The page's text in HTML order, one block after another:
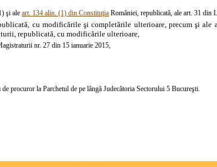
şi ale art. 134 alin. (1) din Constituţia României, republicată, ale art. 31 din
cu modificările şi completările ulterioare, precum şi ale
republicată, cu modificările ulterioare,
nr. 27 din 15 ianuarie 2015,
procuror la Parchetul de pe lângă Judecătoria Sectorului 5 Bucureşti.